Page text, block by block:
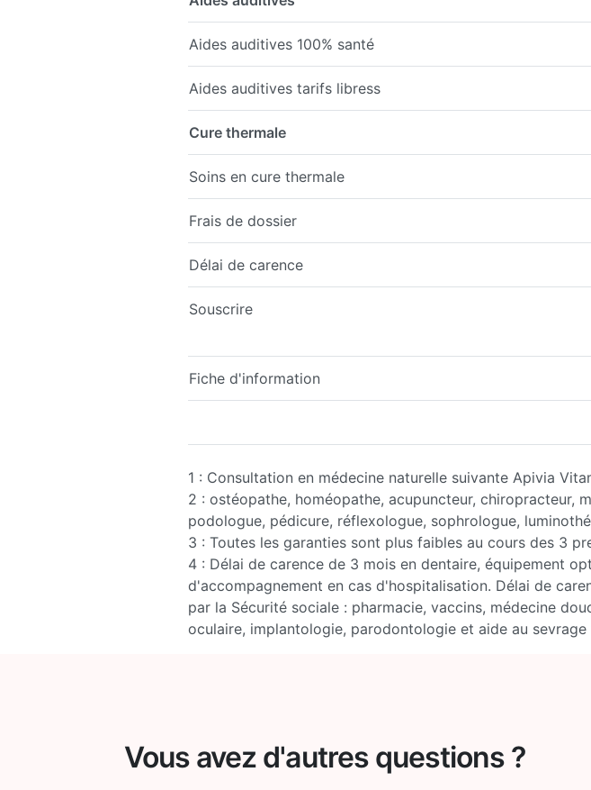
Aides auditives 100% santé
Aides auditives tarifs libress
Cure thermale
Soins en cure thermale
Frais de dossier
Délai de carence
Souscrire
Fiche d'information
1 : Consultation en médecine naturelle suivante Apivia
2 : ostéopathe, homéopathe, acupuncteur, chiropracteur,
podologue, pédicure, réflexologue, sophrologue,
3 : Toutes les garanties sont plus faibles au cours des 3
4 : Délai de carence de 3 mois en dentaire, équipement
d'accompagnement en cas d'hospitalisation. Délai de
par la Sécurité sociale : pharmacie, vaccins, médecine
oculaire, implantologie, parodontologie et aide au
Vous avez d'autres questions ?